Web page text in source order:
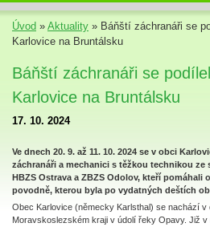
Úvod » Aktuality » Báňští záchranáři se
Karlovice na Bruntálsku
Báňští záchranáři se
Karlovice na Bruntálsku
17. 10. 2024
Ve dnech 20. 9. až 11. 10. 2024 se v obci
záchranáři a mechanici s těžkou technikou ze
HBZS Ostrava a ZBZS Odolov, kteří pomáhali
povodně, kterou byla po vydatných deštích
Obec Karlovice (německy Karlsthal) se nachází v
Moravskoslezském kraji v údolí řeky Opavy. Již